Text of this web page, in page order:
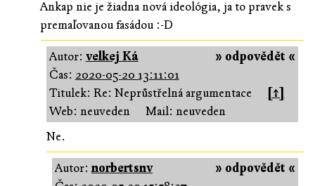
Ankap nie je žiadna nová ideológia, ja to pravek s
premaľovanou fasádou :-D
» odpovědět «
Autor: velkej Ká
Čas: 2020-05-20 13:11:01
Titulek: Re: Neprůstřelná argumentace
[↑]
Web: neuveden
Mail: neuveden
Ne.
» odpovědět «
Autor:norbertsnv